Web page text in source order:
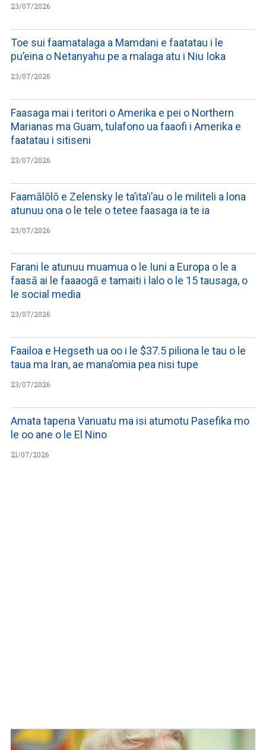
23/07/2026
Toe sui faamatalaga a Mamdani e faatatau i le
pu’eina o Netanyahu pe a malaga atu i Niu Ioka
23/07/2026
Faasaga mai i teritori o Amerika e pei o Northern
Marianas ma Guam, tulafono ua faaofi i Amerika e
faatatau i sitiseni
23/07/2026
Faamālōlō e Zelensky le ta’ita’i’au o le militeli a lona
atunuu ona o le tele o tetee faasaga ia te ia
23/07/2026
Farani le atunuu muamua o le Iuni a Europa o le a
faasā ai le faaaogā e tamaiti i lalo o le 15 tausaga, o
le social media
23/07/2026
Faailoa e Hegseth ua oo i le $37.5 piliona le tau o le
taua ma Iran, ae mana’omia pea nisi tupe
23/07/2026
Amata tapena Vanuatu ma isi atumotu Pasefika mo
le oo ane o le El Nino
21/07/2026